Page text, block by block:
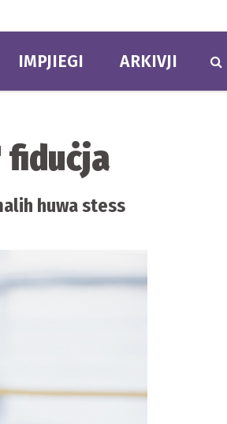
IMPJIEGI ARKIVJI
huwa stess